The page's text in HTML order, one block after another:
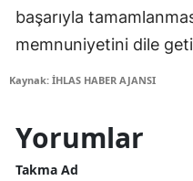
başarıyla
memnuniyetini dile
Kaynak: İHLAS HABER AJANSI
Yorumlar
Takma Ad